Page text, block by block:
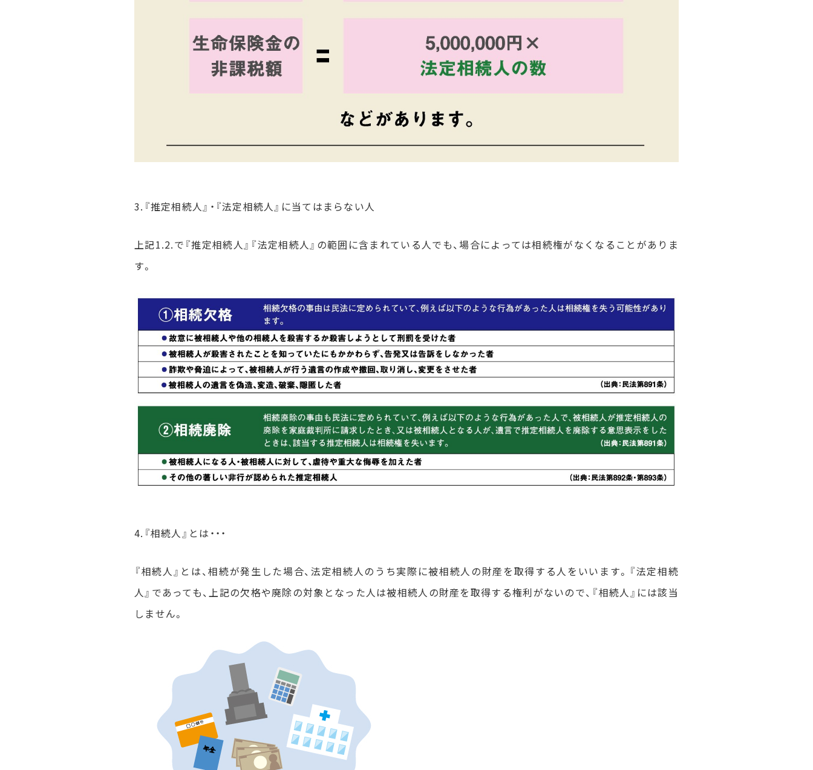
3.『推定相続人』・『法定相続人』に当てはまらない人
上記1.2.で『推定相続人』『法定相続人』の範囲に含まれている人でも、場合によっては相続権がなくなることがありま
す。
4.『相続人』とは・・・
『相続人』とは、相続が発生した場合、法定相続人のうち実際に被相続人の財産を取得する人をいいます。『法定相続
人』であっても、上記の欠格や廃除の対象となった人は被相続人の財産を取得する権利がないので、『相続人』には該当
しません。